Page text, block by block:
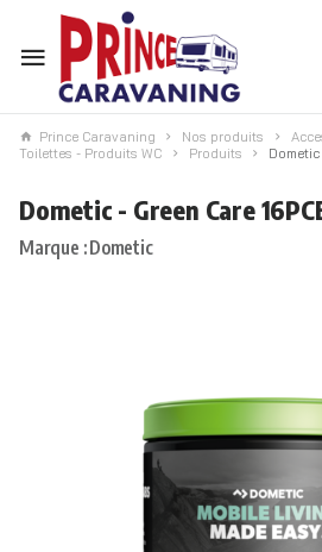
Prince Caravaning Nos produits
Toilettes - Produits WC
Produits Dometic
Dometic - Green Care
Marque : Dometic